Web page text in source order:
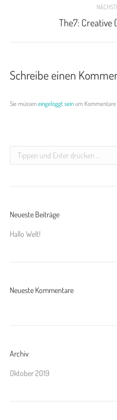
The7: Creative
Schreibe einen
Sie müsseneingeloggt seinum Kommentare
Search:
Neueste Beiträge
Hallo Welt!
Neueste Kommentare
Archiv
Oktober 2019